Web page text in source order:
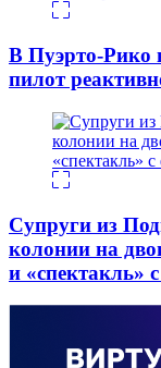
В Пуэрто-Рико
пилот
Супруги из
колонии на
и «спектакль»